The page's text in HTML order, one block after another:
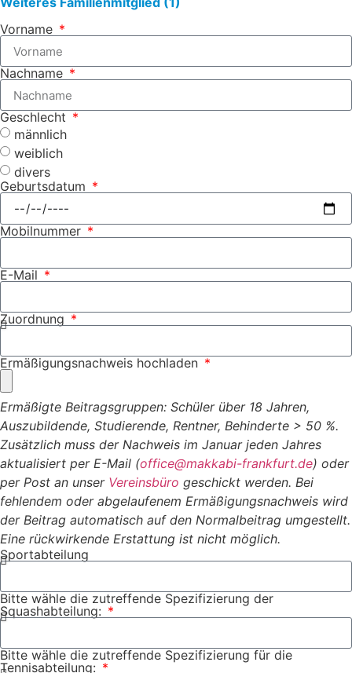
Vorname
Nachname
Geschlecht
männlich
weiblich
divers
Geburtsdatum
Mobilnummer
E-Mail
Zuordnung
Ermäßigungsnachweis hochladen
Ermäßigte Beitragsgruppen: Schüler über 18 Jahren,
Auszubildende, Studierende, Rentner, Behinderte > 50 %.
Zusätzlich muss der Nachweis im Januar jeden Jahres
aktualisiert per E-Mail (office@makkabi-frankfurt.de) oder
per Post an unser Vereinsbüro geschickt werden. Bei
fehlendem oder abgelaufenem Ermäßigungsnachweis wird
der Beitrag automatisch auf den Normalbeitrag umgestellt.
Eine rückwirkende Erstattung ist nicht möglich.
Sportabteilung
Bitte wähle die zutreffende Spezifizierung der
Squashabteilung:
Bitte wähle die zutreffende Spezifizierung für die
Tennisabteilung: